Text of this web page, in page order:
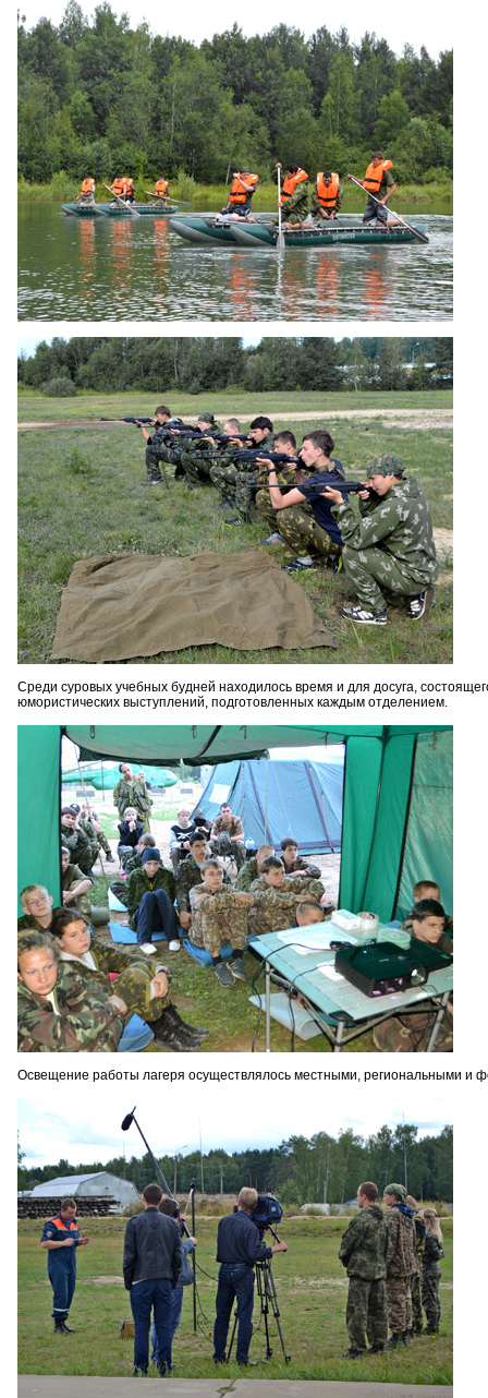
Среди суровых учебных будней находилось время и для досуга,
юмористических выступлений, подготовленных каждым отделением.
Освещение работы лагеря осуществлялось местными, региональными и